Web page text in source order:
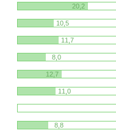
20,2
10,5
11,7
8,0
12,7
11,0
8,8